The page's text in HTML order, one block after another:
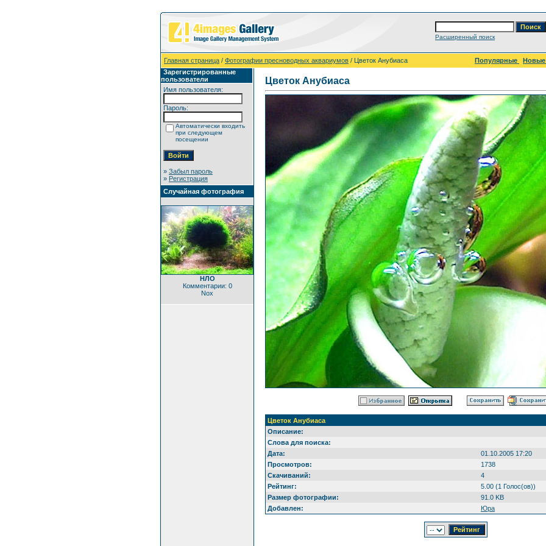
Расширенный поиск
Главная страница / Фотографии пресноводных аквариумов / Цветок Анубиаса Популярные
Зарегистрированные
пользователи
Имя пользователя:
Пароль:
Автоматически входить
при следующем
посещении
» Забыл пароль
» Регистрация
Случайная фотография
НЛО
Комментарии: 0
Nox
Цветок Анубиаса
Цветок Анубиаса
Описание:
Слова для поиска:
Дата:
01.10.2005 17:20
Просмотров:
1738
Скачиваний:
4
Рейтинг:
5.00 (1 Голос(ов))
Размер фотографии:
91.0 KB
Добавлен:
Юрa